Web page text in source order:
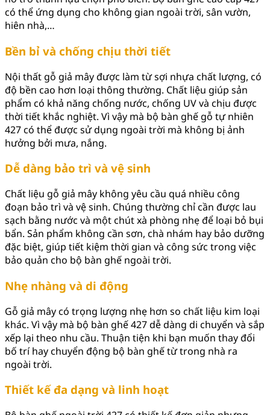
có thể ứng dụng cho không gian ngoài trời, sân vườn,
hiên nhà,…
Bền bỉ và chống chịu thời tiết
Nội thất gỗ giả mây được làm từ sợi nhựa chất lượng, có
độ bền cao hơn loại thông thường. Chất liệu giúp sản
phẩm có khả năng chống nước, chống UV và chịu được
thời tiết khắc nghiệt. Vì vậy mà bộ bàn ghế gỗ tự nhiên
427 có thể được sử dụng ngoài trời mà không bị ảnh
hưởng bởi mưa, nắng.
Dễ dàng bảo trì và vệ sinh
Chất liệu gỗ giả mây không yêu cầu quá nhiều công
đoạn bảo trì và vệ sinh. Chúng thường chỉ cần được lau
sạch bằng nước và một chút xà phòng nhẹ để loại bỏ bụi
bẩn. Sản phẩm không cần sơn, chà nhám hay bảo dưỡng
đặc biệt, giúp tiết kiệm thời gian và công sức trong việc
bảo quản cho bộ bàn ghế ngoài trời.
Nhẹ nhàng và di động
Gỗ giả mây có trọng lượng nhẹ hơn so chất liệu kim loại
khác. Vì vậy mà bộ bàn ghế 427 dễ dàng di chuyển và sắp
xếp lại theo nhu cầu. Thuận tiện khi bạn muốn thay đổi
bố trí hay chuyển động bộ bàn ghế từ trong nhà ra
ngoài trời.
Thiết kế đa dạng và linh hoạt